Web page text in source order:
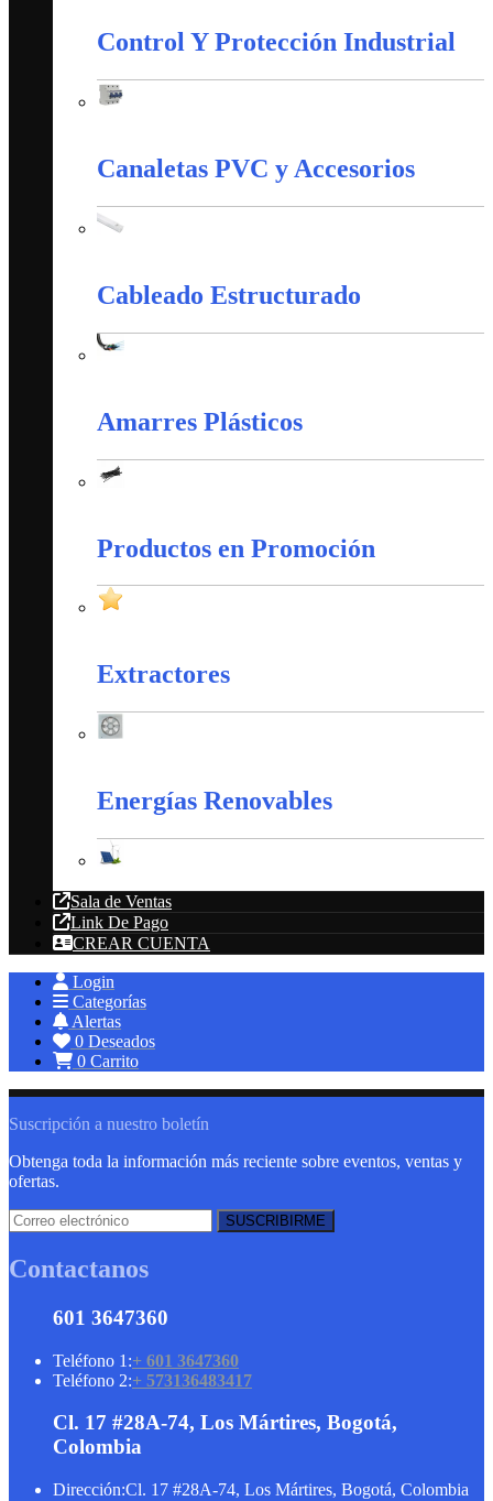
Control Y Protección Industrial
Canaletas PVC y Accesorios
Cableado Estructurado
Amarres Plásticos
Productos en Promoción
Extractores
Energías Renovables
Sala de Ventas
Link De Pago
CREAR CUENTA
Login
Categorías
Alertas
0 Deseados
0 Carrito
Suscripción a nuestro boletín
Obtenga toda la información más reciente sobre eventos, ventas y
ofertas.
Contactanos
601 3647360
Teléfono 1:+ 601 3647360
Teléfono 2:+ 573136483417
Cl. 17 #28A-74, Los Mártires, Bogotá,
Colombia
Dirección:Cl. 17 #28A-74, Los Mártires, Bogotá, Colombia